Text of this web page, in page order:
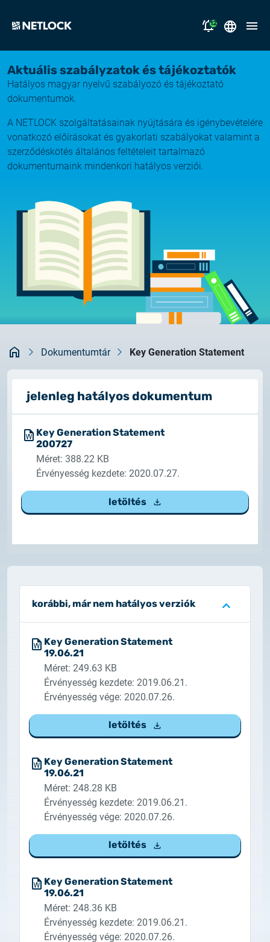
megoldásaink
támogatás
miért a NETLOCK?
NL Campus
bejelentkezés
dokumentumtár
12
Nyitvatartási tájékoztató
2026.07.17.
Tájékoztatás átmeneti e-mail kézbesítési
fennakadásról
2026.07.14.
2026.06.22.
Rendszerfrissítés
2026.06.04.
Rendszerfrissítés
2026.05.27.
2026.03.27.
Fontos tájékoztató – Certum tanúsítványok
2026.03.20.
Tájékoztatás algoritmusváltásról
2026.03.06.
Ügyfélkommunikáció
Tájékoztatás tanúsítványigénylésről
2025.05.05.
Teszt tanúsítványok elérhetősége
Magyar
Aktuális szabályzatok és tájékoztatók
Hatályos magyar nyelvű szabályozó és tájékoztató
dokumentumok.
A NETLOCK szolgáltatásainak nyújtására és igénybevételére
vonatkozó előírásokat és gyakorlati szabályokat valamint a
szerződéskötés általános feltételeit tartalmazó
dokumentumaink mindenkori hatályos verziói.
KezdőlapDokumentumtár Key Generation Statement
jelenleg hatályos dokumentum
Key Generation Statement
200727
Méret: 388.22 KB
Érvényesség kezdete: 2020.07.27.
letöltés
korábbi, már nem hatályos verziók
Key Generation Statement
19.06.21
Méret: 249.63 KB
Érvényesség kezdete: 2019.06.21.
Érvényesség vége: 2020.07.26.
letöltés
Key Generation Statement
19.06.21
Méret: 248.28 KB
Érvényesség kezdete: 2019.06.21.
Érvényesség vége: 2020.07.26.
letöltés
Key Generation Statement
19.06.21
Méret: 248.36 KB
Érvényesség kezdete: 2019.06.21.
Érvényesség vége: 2020.07.26.